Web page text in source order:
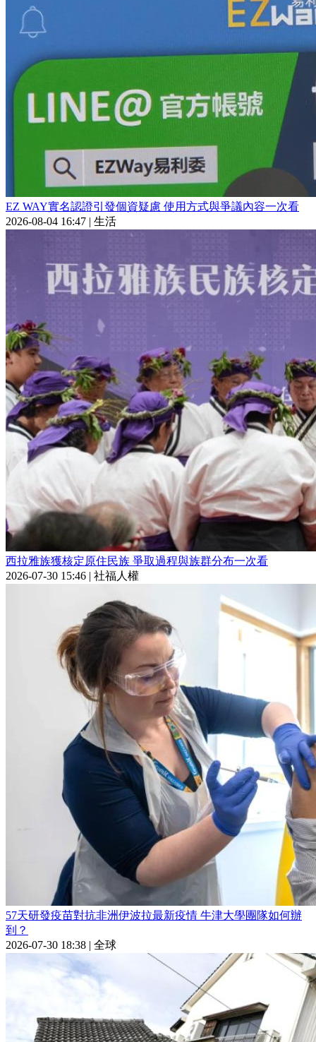
EZ WAY實名認證引發個資疑慮 使用方式與爭議內容一次看
2026-08-04 16:47 | 生活
西拉雅族獲核定原住民族 爭取過程與族群分布一次看
2026-07-30 15:46 | 社福人權
57天研發疫苗對抗非洲伊波拉最新疫情 牛津大學團隊如何辦
到？
2026-07-30 18:38 | 全球